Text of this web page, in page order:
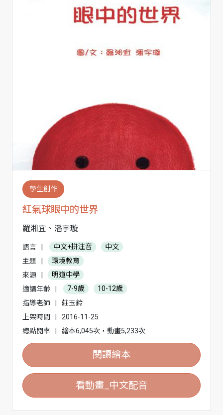
學生創作
紅氣球眼中的世界
羅湘宜、潘宇璇
語言 中文+拼注音
中文
主題
環境教育
來源
明道中學
適讀年齡
7-9歲
10-12歲
指導老師
莊玉鈴
上架時間
2016-11-25
總點閱率
繪本6,045次，動畫5,233次
閱讀繪本
看動畫_中文配音